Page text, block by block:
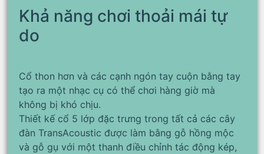
Khả năng chơi thoải mái tự
do
Cổ thon hơn và các cạnh ngón tay cuộn bằng tay
tạo ra một nhạc cụ có thể chơi hàng giờ mà
không bị khó chịu.
Thiết kế cổ 5 lớp đặc trưng trong tất cả các cây
đàn TransAcoustic được làm bằng gỗ hồng mộc
và gỗ gụ với một thanh điều chỉnh tác động kép,